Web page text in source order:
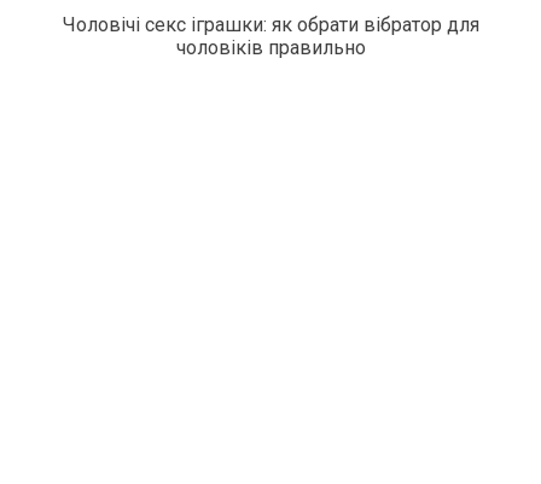
Чоловічі секс іграшки: як обрати вібратор для
чоловіків правильно